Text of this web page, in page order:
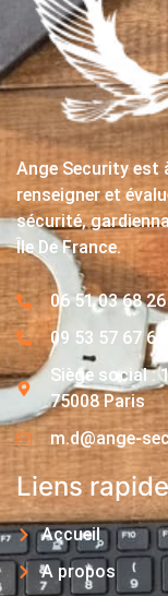
Ange Security est
renseigner et
sécurité,
Île De France.
06 51 03 68 26
09 53 57 67 63
Siège social :
75008 Paris
m.d@ange-
Liens
Accueil
A propos